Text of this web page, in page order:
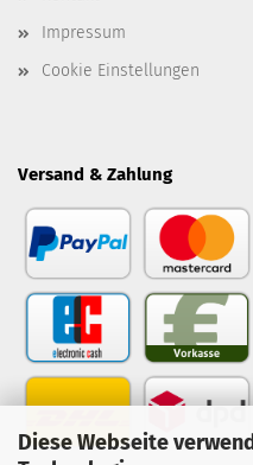
Diese Webseite
Impressum
Cookie Einstellungen
Versand & Zahlung